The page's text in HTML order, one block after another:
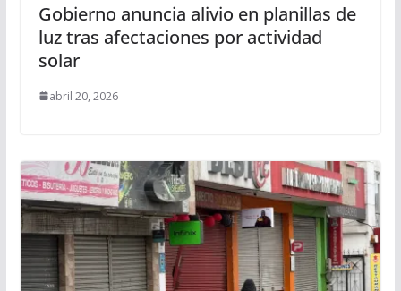
Gobierno anuncia alivio en planillas de
luz tras afectaciones por actividad
solar
abril 20, 2026